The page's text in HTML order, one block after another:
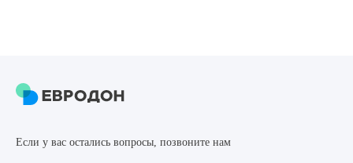
Если у вас остались вопросы, позвоните нам